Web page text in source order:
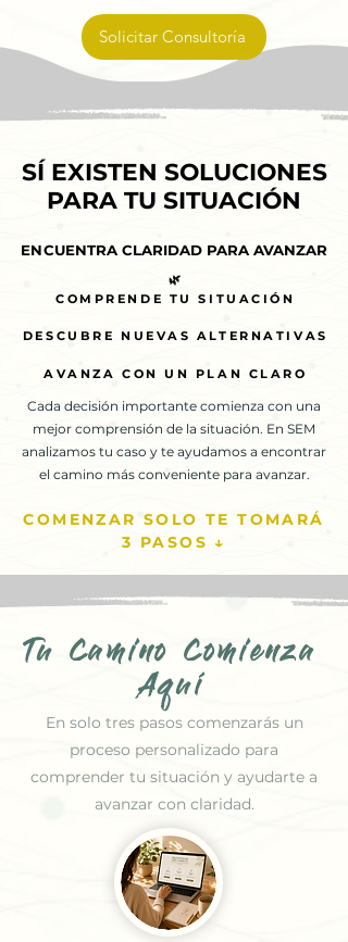
Solicitar Consultoría
SÍ EXISTEN SOLUCIONES
PARA TU SITUACIÓN
SÍ EXISTEN SOLUCIONES
PARA TU SITUACIÓN
ENCUENTRA CLARIDAD PARA AVANZAR
ENCUENTRA CLARIDAD PARA AVANZAR
🌿
COMPRENDE TU SITUACIÓN
DESCUBRE NUEVAS ALTERNATIVAS
AVANZA CON UN PLAN CLARO
🌿
COMPRENDE TU SITUACIÓN
DESCUBRE NUEVAS ALTERNATIVAS
AVANZA CON UN PLAN CLARO
Cada decisión importante comienza con una
mejor comprensión de la situación. En SEM
analizamos tu caso y te ayudamos a encontrar
el camino más conveniente para avanzar.
COMENZAR SOLO TE TOMARÁ
3 PASOS ↓
Tu Camino Comienza
Aquí
En solo tres pasos comenzarás un
proceso personalizado para
comprender tu situación y ayudarte a
avanzar con claridad.